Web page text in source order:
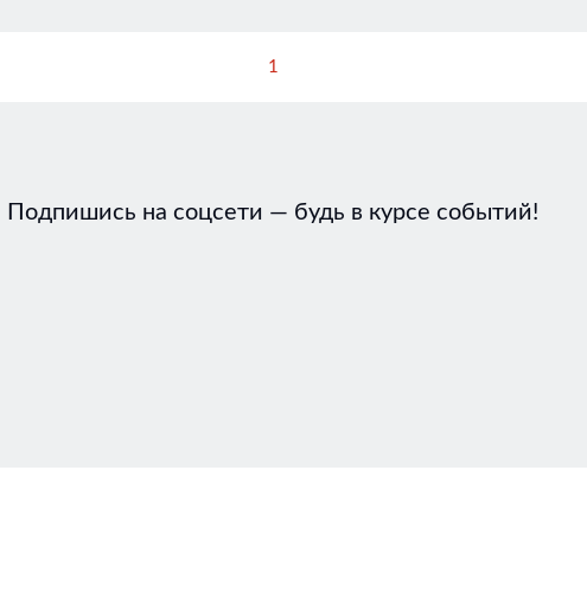
1
Подпишись на соцсети — будь в курсе событий!